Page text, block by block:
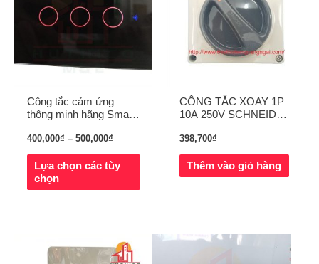
Công tắc cảm ứng
thông minh hãng Smart
400,000₫ – 500,000₫
Lựa chọn các tùy
chọn
CÔNG TẮC XOAY 1P
10A 250V SCHNEIDER
398,700₫
Thêm vào giỏ hàng